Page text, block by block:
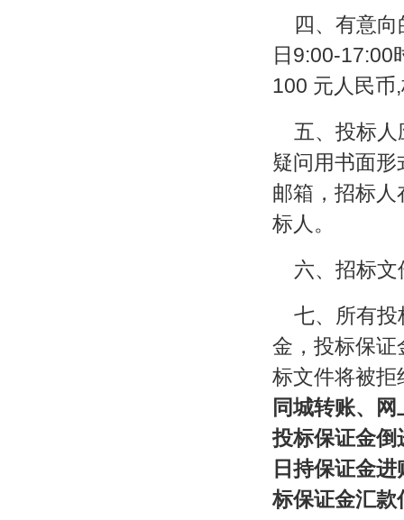
四、有意
日9:00-17:00
100 元人民币
五、投标
疑问用书面
邮箱，招标
标人。
六、招标
七、所有投
金，投标保证
标文件将被拒
同城转账、
投标保证金倒
日持保证金
标保证金汇款